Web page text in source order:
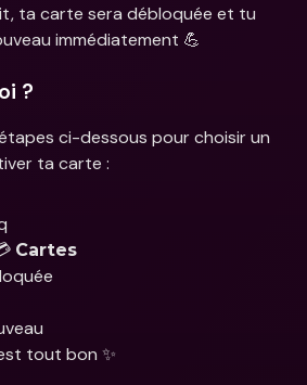
ta carte sera débloquée et tu
immédiatement 💪
?
ci-dessous pour choisir un
ta carte :
Cartes
tout bon ✨